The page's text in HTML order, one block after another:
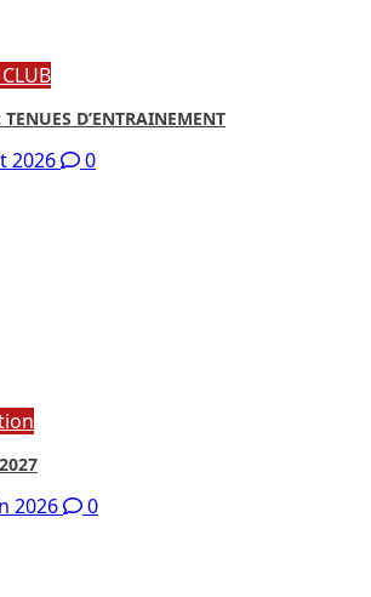
D’ENTRAINEMENT
2026 0
2026 0